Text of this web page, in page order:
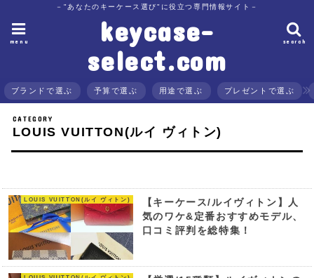
－"あなたのキーケース選び"に役立つ専門情報サイト－
keycase-
select.com
search
menu
ブランドで選ぶ 予算で選ぶ 用途で選ぶ プレゼントで選ぶ
LOUIS VUITTON(ルイ ヴィトン)
LOUIS VUITTON(ルイ ヴィトン)
【キーケース/ルイヴィトン】人
気のワケ&定番おすすめモデル、
口コミ評判を総特集！